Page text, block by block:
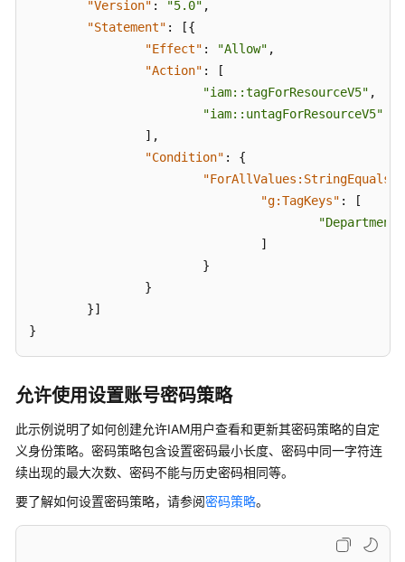
"Version" : "5.0" ,
"Statement" : [{
"Effect" : "Allow" ,
"Action" :
[
"iam::tagForResourceV5" ,
"iam::untagForResourceV5"
] ,
"Condition" :
{
"ForAllValues:StringEquals"
"g:TagKeys" :
[
"Department"
]
}
}
}]
}
允许使用设置账号密码策略
此示例说明了如何创建允许IAM用户查看和更新其密码策略的自定
义身份策略。密码策略包含设置密码最小长度、密码中同一字符连
续出现的最大次数、密码不能与历史密码相同等。
要了解如何设置密码策略，请参阅密码策略。